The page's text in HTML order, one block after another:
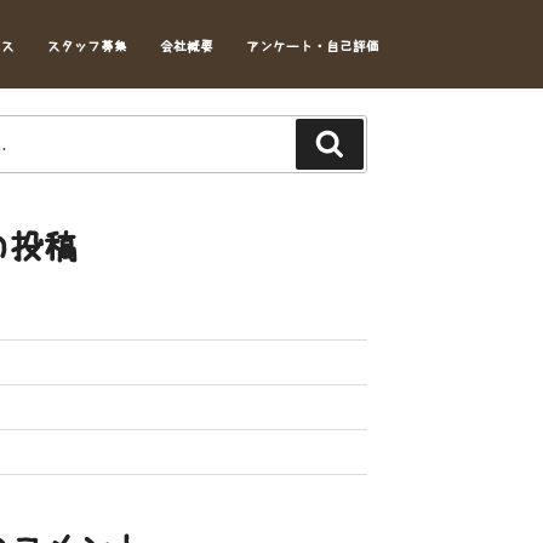
スタッフ募集 会社概要 アンケート・自己評価
投稿